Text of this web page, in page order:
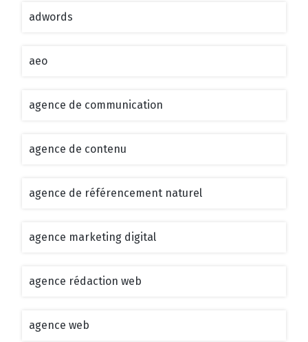
adwords
aeo
agence de communication
agence de contenu
agence de référencement naturel
agence marketing digital
agence rédaction web
agence web